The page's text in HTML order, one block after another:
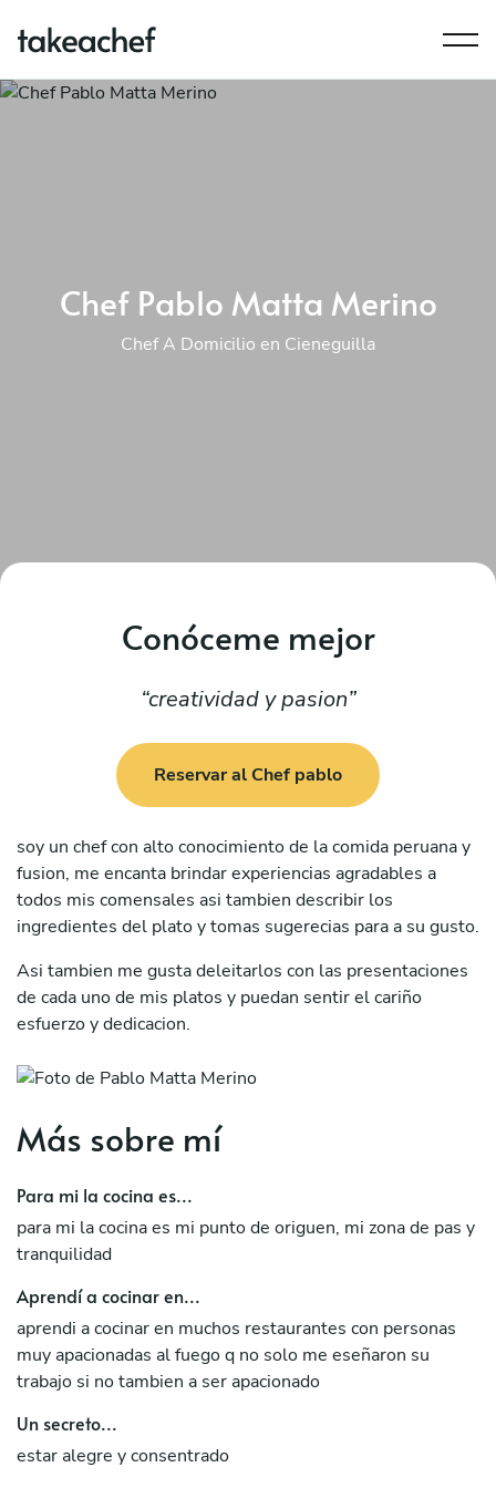
Chef Pablo Matta Merino
Chef A Domicilio en Cieneguilla
Conóceme mejor
creatividad y pasion
Reservar al Chef pablo
soy un chef con alto conocimiento de la comida peruana y
fusion, me encanta brindar experiencias agradables a
todos mis comensales asi tambien describir los
ingredientes del plato y tomas sugerecias para a su gusto.
Asi tambien me gusta deleitarlos con las presentaciones
de cada uno de mis platos y puedan sentir el cariño
esfuerzo y dedicacion.
Más sobre mí
Para mi la cocina es...
para mi la cocina es mi punto de origuen, mi zona de pas y
tranquilidad
Aprendí a cocinar en...
aprendi a cocinar en muchos restaurantes con personas
muy apacionadas al fuego q no solo me eseñaron su
trabajo si no tambien a ser apacionado
Un secreto...
estar alegre y consentrado